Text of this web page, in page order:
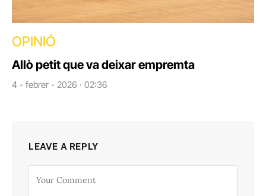
OPINIÓ
Allò petit que va deixar empremta
4 - febrer - 2026 · 02:36
LEAVE A REPLY